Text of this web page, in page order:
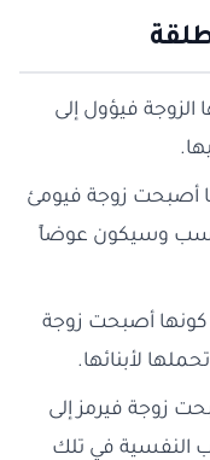
فيؤول إلى
أصبحت زوجة فيومئ
وسيكون عوضاً
كونها أصبحت زوجة
لأبنائها.
زوجة فيرمز إلى
النفسية في تلك